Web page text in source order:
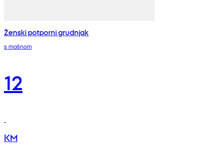
Ženski potporni grudnjak
s mašnom
12
KM